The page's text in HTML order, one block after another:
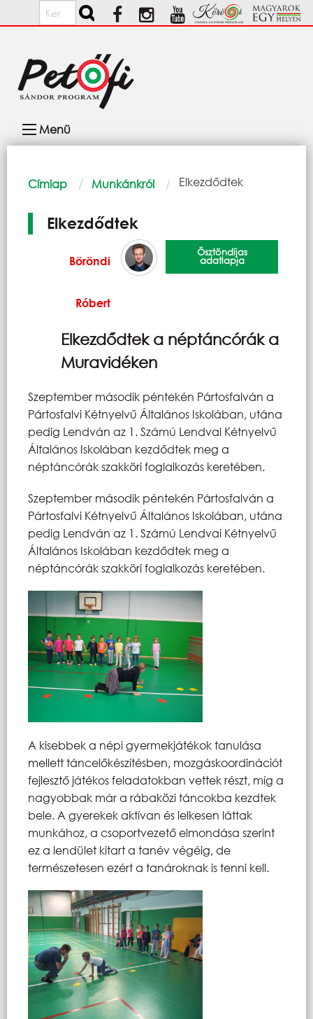
Ugrás a tartalomra
Keresés
navigáció
Menü
Morzsa
Címlap Munkánkról Current:
Elkezdődtek
Elkezdődtek
Böröndi
Róbert
Ösztöndíjas
adatlapja
Elkezdődtek a néptáncórák a
Muravidéken
Szeptember második péntekén Pártosfalván a
Pártosfalvi Kétnyelvű Általános Iskolában, utána
pedig Lendván az 1. Számú Lendvai Kétnyelvű
Általános Iskolában kezdődtek meg a
néptáncórák szakköri foglalkozás keretében.
Szeptember második péntekén Pártosfalván a
Pártosfalvi Kétnyelvű Általános Iskolában, utána
pedig Lendván az 1. Számú Lendvai Kétnyelvű
Általános Iskolában kezdődtek meg a
néptáncórák szakköri foglalkozás keretében.
A kisebbek a népi gyermekjátékok tanulása
mellett táncelőkészítésben, mozgáskoordinációt
fejlesztő játékos feladatokban vettek részt, míg a
nagyobbak már a rábaközi táncokba kezdtek
bele. A gyerekek aktívan és lelkesen láttak
munkához, a csoportvezető elmondása szerint
ez a lendület kitart a tanév végéig, de
természetesen ezért a tanároknak is tenni kell.